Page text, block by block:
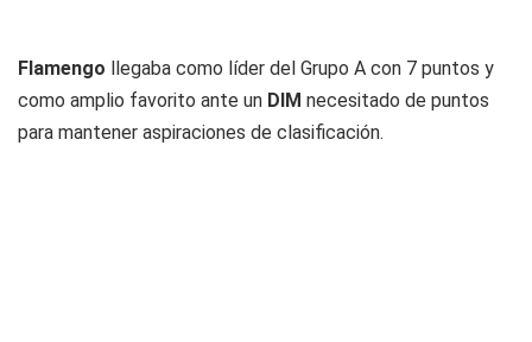
Flamengo llegaba como líder del Grupo A con 7 puntos y
como amplio favorito ante un DIM necesitado de puntos
para mantener aspiraciones de clasificación.